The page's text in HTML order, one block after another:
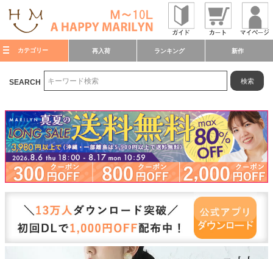
カテゴリー 再入荷 ランキング 新作
SEARCH 検索